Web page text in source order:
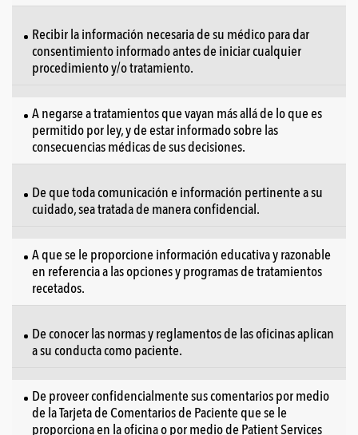
Recibir la información necesaria de su médico para dar
consentimiento informado antes de iniciar cualquier
procedimiento y/o tratamiento.
A negarse a tratamientos que vayan más allá de lo que es
permitido por ley, y de estar informado sobre las
consecuencias médicas de sus decisiones.
De que toda comunicación e información pertinente a su
cuidado, sea tratada de manera confidencial.
A que se le proporcione información educativa y razonable
en referencia a las opciones y programas de tratamientos
recetados.
De conocer las normas y reglamentos de las oficinas aplican
a su conducta como paciente.
De proveer confidencialmente sus comentarios por medio
de la Tarjeta de Comentarios de Paciente que se le
proporciona en la oficina o por medio de Patient Services